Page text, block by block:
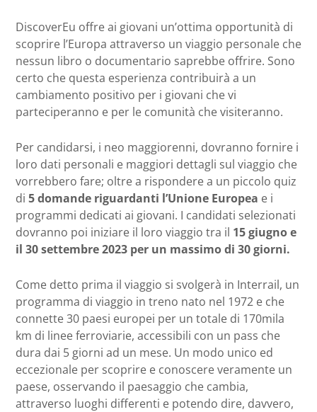
DiscoverEu offre ai giovani un’ottima opportunità di
scoprire l’Europa attraverso un viaggio personale che
nessun libro o documentario saprebbe offrire. Sono
certo che questa esperienza contribuirà a un
cambiamento positivo per i giovani che vi
parteciperanno e per le comunità che visiteranno.
Per candidarsi, i neo maggiorenni, dovranno fornire i
loro dati personali e maggiori dettagli sul viaggio che
vorrebbero fare; oltre a rispondere a un piccolo quiz
di 5 domande riguardanti l’Unione Europea e i
programmi dedicati ai giovani. I candidati selezionati
dovranno poi iniziare il loro viaggio tra il 15 giugno e
il 30 settembre 2023 per un massimo di 30 giorni.
Come detto prima il viaggio si svolgerà in Interrail, un
programma di viaggio in treno nato nel 1972 e che
connette 30 paesi europei per un totale di 170mila
km di linee ferroviarie, accessibili con un pass che
dura dai 5 giorni ad un mese. Un modo unico ed
eccezionale per scoprire e conoscere veramente un
paese, osservando il paesaggio che cambia,
attraverso luoghi differenti e potendo dire, davvero,